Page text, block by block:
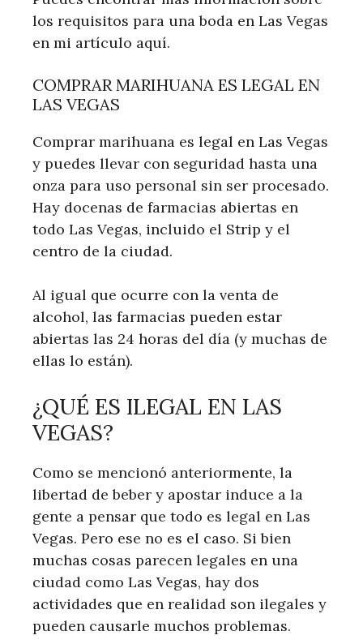
los requisitos para una boda en Las Vegas
en mi artículo aquí.
COMPRAR MARIHUANA ES LEGAL EN
LAS VEGAS
Comprar marihuana es legal en Las Vegas
y puedes llevar con seguridad hasta una
onza para uso personal sin ser procesado.
Hay docenas de farmacias abiertas en
todo Las Vegas, incluido el Strip y el
centro de la ciudad.
Al igual que ocurre con la venta de
alcohol, las farmacias pueden estar
abiertas las 24 horas del día (y muchas de
ellas lo están).
¿QUÉ ES ILEGAL EN LAS
VEGAS?
Como se mencionó anteriormente, la
libertad de beber y apostar induce a la
gente a pensar que todo es legal en Las
Vegas. Pero ese no es el caso. Si bien
muchas cosas parecen legales en una
ciudad como Las Vegas, hay dos
actividades que en realidad son ilegales y
pueden causarle muchos problemas.